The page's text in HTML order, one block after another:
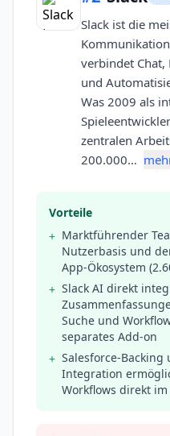
Slack ist die
verbindet
und
Was 2009 als
zentralen
200.000…
Vorteile
+ Marktführender
Nutzerbasis und
App-Ökosystem
+ Slack AI direkt
Suche und
separates Add-on
+ Salesforce-Backing
Integration
Workflows direkt im